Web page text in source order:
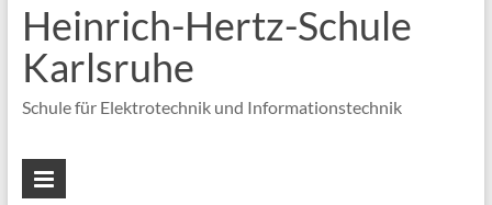
Heinrich-Hertz-Schule
Karlsruhe
Schule für Elektrotechnik und Informationstechnik